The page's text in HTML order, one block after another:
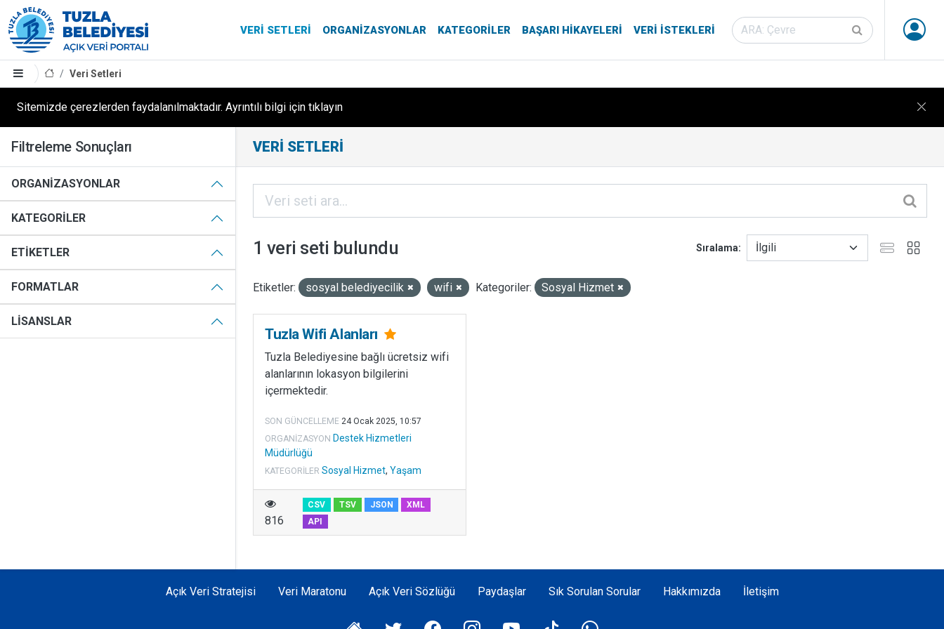
VERI SETLERI ORGANIZASYONLAR KATEGORILER BAŞARI HIKAYELERI VERI İSTEKLERI
Veri Setleri
Sitemizde çerezlerden faydalanılmaktadır. Ayrıntılı bilgi için tıklayın
Filtreleme Sonuçları
ORGANIZASYONLAR
KATEGORILER
ETIKETLER
FORMATLAR
LISANSLAR
VERI SETLERI
1 veri seti bulundu Sıralama
Etiketler: sosyal belediyecilik wifi Kategoriler: Sosyal Hizmet
Tuzla Wifi Alanları
Tuzla Belediyesine bağlı ücretsiz wifi
alanlarının lokasyon bilgilerini
içermektedir.
SON GÜNCELLEME 24 Ocak 2025, 10:57
ORGANIZASYON Destek Hizmetleri
Müdürlüğü
KATEGORILER Sosyal Hizmet, Yaşam
816
CSV TSV JSON
XML
API
Açık Veri Stratejisi Veri Maratonu Açık Veri Sözlüğü Paydaşlar Sık Sorulan Sorular Hakkımızda İletişim